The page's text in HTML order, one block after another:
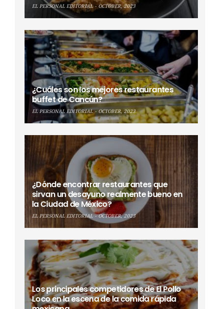
EL PERSONAL EDITORIAL OCTOBER, 2023
¿Cuáles son los mejores restaurantes
buffet de Cancún?
EL PERSONAL EDITORIAL OCTOBER, 2023
¿Dónde encontrar restaurantes que
sirvan un desayuno realmente bueno en
la Ciudad de México?
EL PERSONAL EDITORIAL OCTOBER, 2023
Los principales competidores de El Pollo
Loco en la escena de la comida rápida